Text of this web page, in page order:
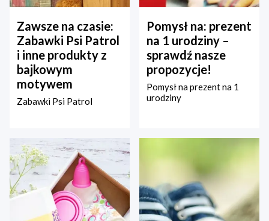
Zawsze na czasie:
Zabawki Psi Patrol
i inne produkty z
bajkowym
motywem
Zabawki Psi Patrol
Pomysł na: prezent
na 1 urodziny –
sprawdź nasze
propozycje!
Pomysł na prezent na 1
urodziny